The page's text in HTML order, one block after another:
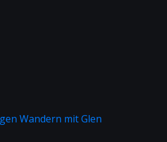
Wandern mit Glen